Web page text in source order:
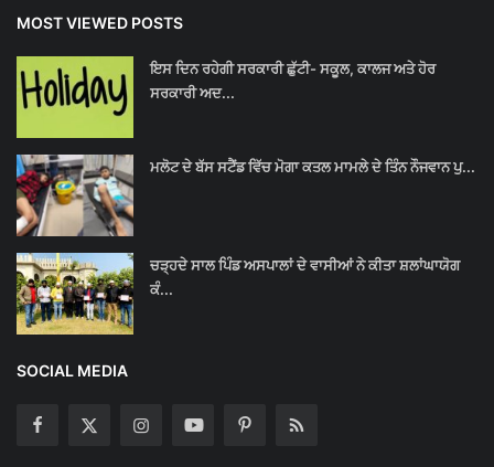
MOST VIEWED POSTS
ਇਸ ਦਿਨ ਰਹੇਗੀ ਸਰਕਾਰੀ ਛੁੱਟੀ- ਸਕੂਲ, ਕਾਲਜ ਅਤੇ ਹੋਰ
ਸਰਕਾਰੀ ਅਦ...
ਮਲੋਟ ਦੇ ਬੱਸ ਸਟੈਂਡ ਵਿੱਚ ਮੋਗਾ ਕਤਲ ਮਾਮਲੇ ਦੇ ਤਿੰਨ ਨੌਜਵਾਨ ਪੁ...
ਚੜ੍ਹਦੇ ਸਾਲ ਪਿੰਡ ਅਸਪਾਲਾਂ ਦੇ ਵਾਸੀਆਂ ਨੇ ਕੀਤਾ ਸ਼ਲਾਂਘਾਯੋਗ
ਕੰ...
SOCIAL MEDIA